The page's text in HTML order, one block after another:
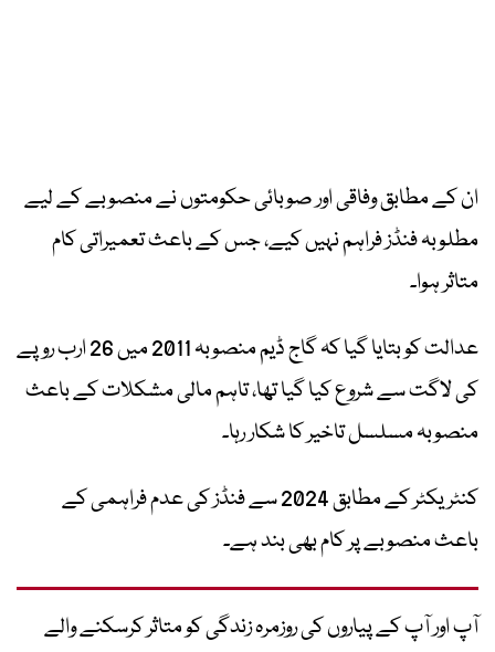
ان کے مطابق وفاقی اور صوبائی حکومتوں نے منصوبے کے لیے
مطلوبہ فنڈز فراہم نہیں کیے، جس کے باعث تعمیراتی کام
متاثر ہوا۔
عدالت کو بتایا گیا کہ گاج ڈیم منصوبہ 2011 میں 26 ارب روپے
کی لاگت سے شروع کیا گیا تھا، تاہم مالی مشکلات کے باعث
منصوبہ مسلسل تاخیر کا شکار رہا۔
کنٹریکٹر کے مطابق 2024 سے فنڈز کی عدم فراہمی کے
باعث منصوبے پر کام بھی بند ہے۔
آپ اور آپ کے پیاروں کی روزمرہ زندگی کو متاثر کرسکنے والے